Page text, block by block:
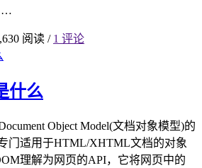
阅读 / 1 评论
什么
Object Model(文档对象模型)的
门适用于HTML/XHTML文档的对象
理解为网页的API，它将网页中的